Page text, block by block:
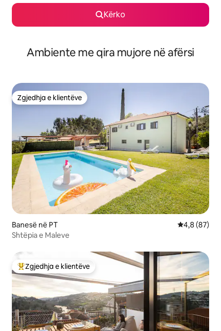
Kërko
Ambiente me qira mujore në afërsi
Zgjedhja e klientëve
Zgjedhja e klientëve
Banesë në PT Vlerësimi
4,8 (87)
Shtëpia e Maleve
Më të mirat e zgjedhjeve të klientëve
Zgjedhja e klientëve